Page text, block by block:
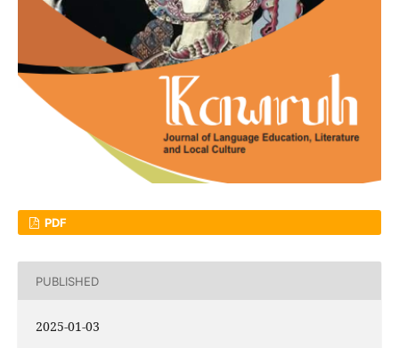
PDF
PUBLISHED
2025-01-03